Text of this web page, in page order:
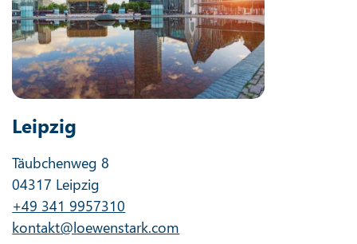
Leipzig
Täubchenweg 8
04317 Leipzig
+49 341 9957310
kontakt@loewenstark.com